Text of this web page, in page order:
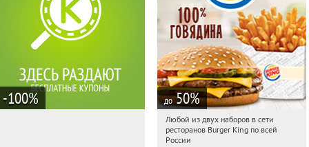
-100% до 50%
06:27:56 Купили:
Любой из двух наборов в сети
ресторанов Burger King по всей
России